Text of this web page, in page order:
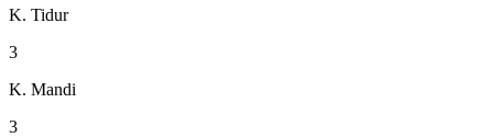
K. Tidur
3
K. Mandi
3